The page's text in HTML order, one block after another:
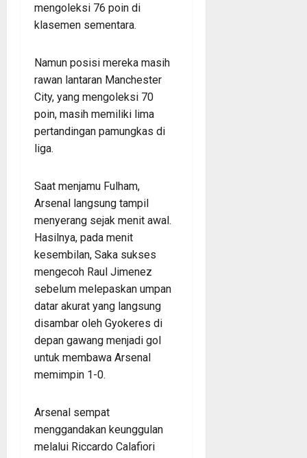
mengoleksi 76 poin di
klasemen sementara.
Namun posisi mereka masih
rawan lantaran Manchester
City, yang mengoleksi 70
poin, masih memiliki lima
pertandingan pamungkas di
liga.
Saat menjamu Fulham,
Arsenal langsung tampil
menyerang sejak menit awal.
Hasilnya, pada menit
kesembilan, Saka sukses
mengecoh Raul Jimenez
sebelum melepaskan umpan
datar akurat yang langsung
disambar oleh Gyokeres di
depan gawang menjadi gol
untuk membawa Arsenal
memimpin 1-0.
Arsenal sempat
menggandakan keunggulan
melalui Riccardo Calafiori